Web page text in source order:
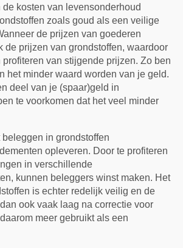
de kosten van levensonderhoud
zoals goud als een veilige
de prijzen van goederen
de prijzen van grondstoffen, waardoor
van stijgende prijzen. Zo ben
het minder waard worden van je geld.
deel van je (spaar)geld in
te voorkomen dat het veel minder
in grondstoffen
opleveren. Door te profiteren
in verschillende
kunnen beleggers winst maken. Het
is echter redelijk veilig en de
ook vaak laag na correctie voor
meer gebruikt als een